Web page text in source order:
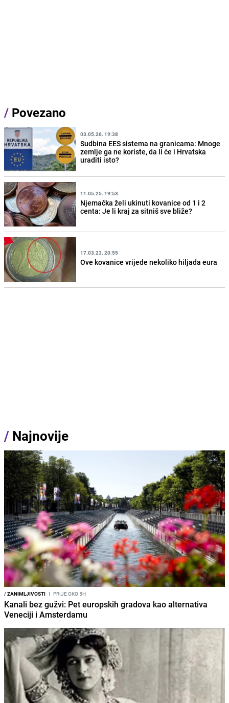
/ Povezano
03.05.26. 19:38
Sudbina EES sistema na granicama: Mnoge
zemlje ga ne koriste, da li će i Hrvatska
uraditi isto?
11.05.25. 19:53
Njemačka želi ukinuti kovanice od 1 i 2
centa: Je li kraj za sitniš sve bliže?
17.03.23. 20:55
Ove kovanice vrijede nekoliko hiljada eura
/ Najnovije
/ZANIMLJIVOSTI I PRIJE OKO 5H
Kanali bez gužvi: Pet europskih gradova kao alternativa
Veneciji i Amsterdamu